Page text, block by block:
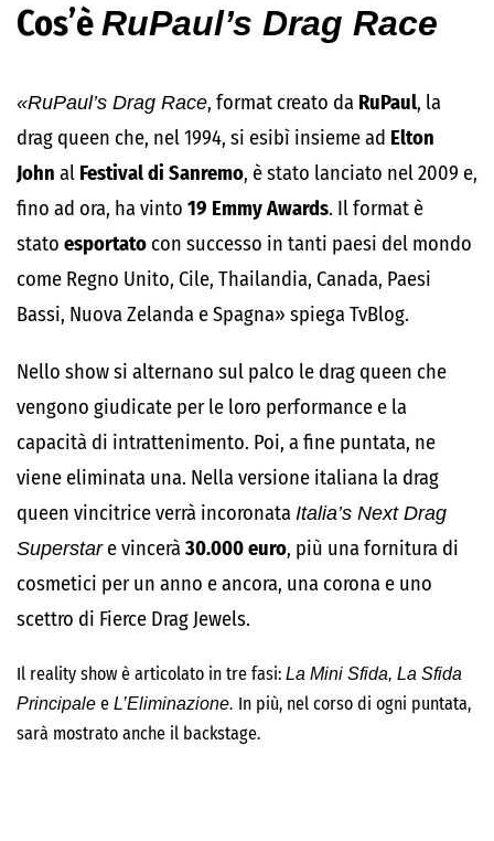
Cos’èRuPaul’s Drag Race
«RuPaul’s Drag Race, format creato da RuPaul, la
drag queen che, nel 1994, si esibì insieme ad Elton
John al Festival di Sanremo, è stato lanciato nel 2009 e,
fino ad ora, ha vinto 19 Emmy Awards. Il format è
stato esportato con successo in tanti paesi del mondo
come Regno Unito, Cile, Thailandia, Canada, Paesi
Bassi, Nuova Zelanda e Spagna» spiega TvBlog.
Nello show si alternano sul palco le drag queen che
vengono giudicate per le loro performance e la
capacità di intrattenimento. Poi, a fine puntata, ne
viene eliminata una. Nella versione italiana la drag
queen vincitrice verrà incoronata Italia’s Next Drag
Superstare vincerà 30.000 euro, più una fornitura di
cosmetici per un anno e ancora, una corona e uno
scettro di Fierce Drag Jewels.
Il reality show è articolato in tre fasi: La Mini Sfida, La Sfida
Principale e L’Eliminazione. In più, nel corso di ogni puntata,
sarà mostrato anche il backstage.